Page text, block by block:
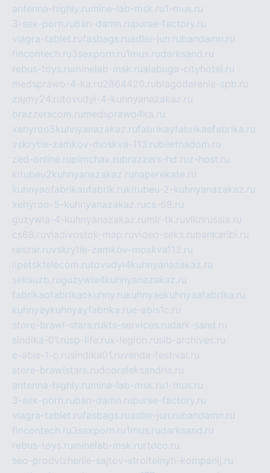
antenna-highly.ru mine-lab-msk.ru1-mus.ru
3-sex-porn.ruban-damn.rupurse-factory.ru
viagra-tablet.rufasbags.ruadler-jun.rubandamn.ru
fincontech.ru3sexporn.ru1mus.rudarksand.ru
rebus-toys.ru minelab-msk.rualabuga-cityhotel.ru
medsprawo-4-ka.ru2864420.rublagodarenie-spb.ru
zajmy24.rutovudyi-4-kuhnyanazakaz.ru
brazzerscom.ru medsprawo4ka.ru
xehyroo5kuhnyanazakaz.rufabrikayfabrikaefabrika.ru
vskrytie-zamkov-moskva-113.rubiletnadom.ru
zed-online.rupimchax.rubrazzers-hd.ruz-host.ru
kitubeu2kuhnyanazakaz.ru naperekate.ru
kuhnyaofabrikaufabrik.rukitubeu-2-kuhnyanazakaz.ru
xehyroo-5-kuhnyanazakaz.rucs-68.ru
guzywia-4-kuhnyanazakaz.ru mir-tk.ruvlknrussia.ru
cs68.ruvladivostok-map.ruvideo-seks.rubankaribi.ru
raszar.ruvskrytie-zamkov-moskva113.ru
lipetsktelecom.rutovudyi4kuhnyanazakaz.ru
seksuzb.ruguzywia4kuhnyanazakaz.ru
fabrikaofabrikaokuhny.rukuhnyaekuhnyaafabrika.ru
kuhnyaykuhnyayfabrika.rue-abis1c.ru
store-brawl-stars.rukts-services.rudark-sand.ru
sindika-01.rusp-life.rux-legion.rusib-archives.ru
e-abis-1-c.rusindika01.ruvenda-festival.ru
store-brawlstars.rudooraleksandria.ru
antenna-highly.ru mine-lab-msk.ru1-mus.ru
3-sex-porn.ruban-damn.rupurse-factory.ru
viagra-tablet.rufasbags.ruadler-jun.rubandamn.ru
fincontech.ru3sexporn.ru1mus.rudarksand.ru
rebus-toys.ru minelab-msk.ru rtdco.ru
seo-prodvizhenie-sajtov-stroitelnyh-kompanij.ru